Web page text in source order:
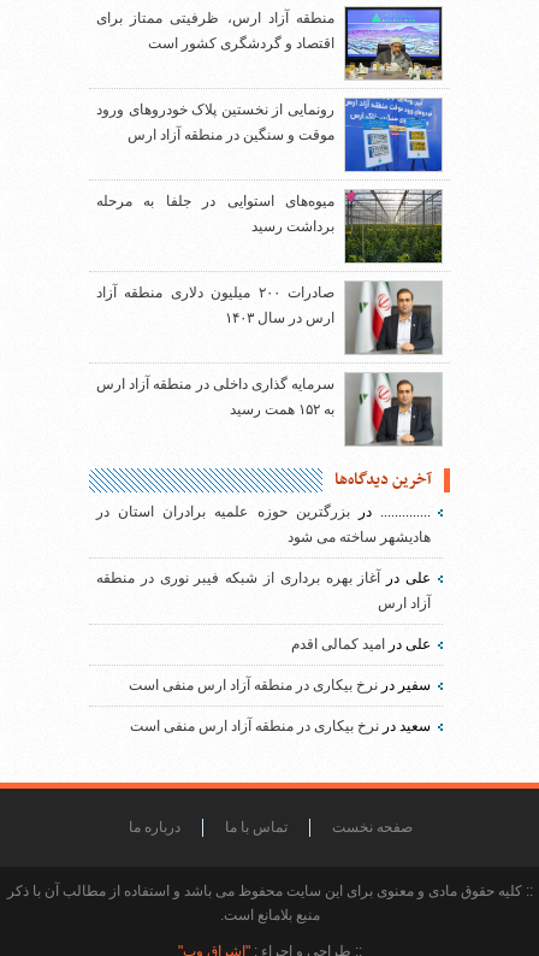
منطقه آزاد ارس، ظرفیتی ممتاز برای
اقتصاد و گردشگری کشور است
رونمایی از نخستین پلاک خودروهای ورود
موقت و سنگین در منطقه آزاد ارس
میوه‌های استوایی در جلفا به مرحله
برداشت رسید
صادرات ۲۰۰ میلیون دلاری منطقه آزاد
ارس در سال ۱۴۰۳
سرمایه گذاری داخلی در منطقه آزاد ارس
به ۱۵۲ همت رسید
آخرین دیدگاه‌ها
..............دربزرگترین حوزه علمیه برادران استان در
هادیشهر ساخته می شود
علیدر
آغاز بهره برداری از شبکه فیبر نوری در منطقه
آزاد ارس
علی در امید کمالی اقدم
سفیر در نرخ بیکاری در منطقه آزاد ارس منفی است
سعید در نرخ بیکاری در منطقه آزاد ارس منفی است
صفحه نخست تماس با ما درباره ما
:: کلیه حقوق مادی و معنوی برای این سایت محفوظ می باشد و استفاده از مطالب آن با ذکر
منبع بلامانع است.
:: طراحی و اجراء :"اشراق وب"